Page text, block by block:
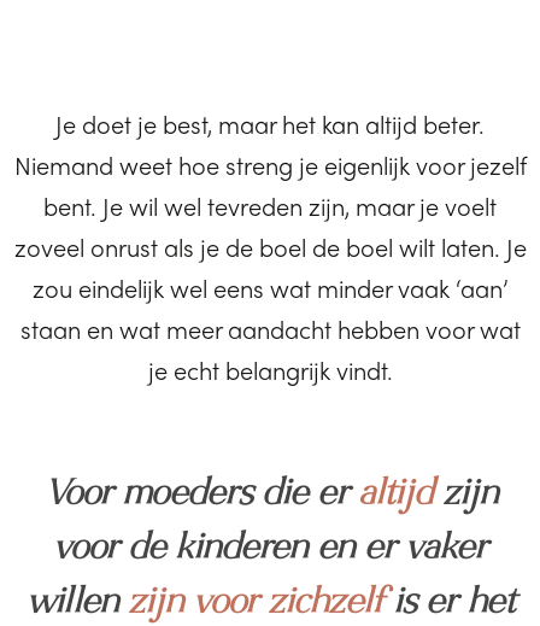
Je doet je best, maar het kan altijd beter.
Niemand weet hoe streng je eigenlijk voor jezelf
bent. Je wil wel tevreden zijn, maar je voelt
zoveel onrust als je de boel de boel wilt laten. Je
zou eindelijk wel eens wat minder vaak ‘aan’
staan en wat meer aandacht hebben voor wat
je echt belangrijk vindt.
Voor moeders die eraltijdzijn
voor de kinderen en er vaker
willenzijn voor zichzelfis er het